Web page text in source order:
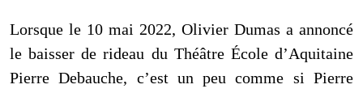
Lorsque le 10 mai 2022, Olivier Dumas a annoncé
le baisser de rideau du Théâtre École d’Aquitaine
Pierre Debauche, c’est un peu comme si Pierre